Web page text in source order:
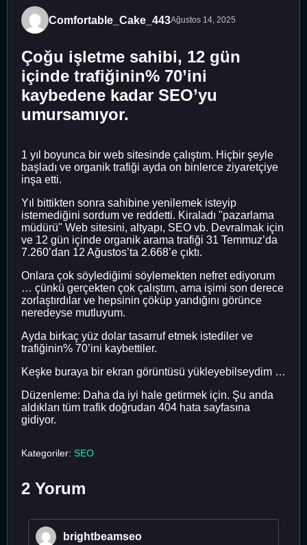
Comfortable_Cake_443Ağustos 14, 2025
Çoğu işletme sahibi, 12 gün
içinde trafiğinin% 70’ini
kaybedene kadar SEO’yu
umursamıyor.
1 yıl boyunca bir web sitesinde çalıştım. Hiçbir şeyle
başladı ve organik trafiği ayda on binlerce ziyaretçiye
inşa etti.
Yıl bittikten sonra sahibine yenilemek isteyip
istemediğini sordum ve reddetti. Kiraladı "pazarlama
müdürü" Web sitesini, altyapı, SEO vb. Devralmak için
ve 12 gün içinde organik arama trafiği 31 Temmuz’da
7.260’dan 12 Ağustos’ta 2.668’e çıktı.
Onlara çok söylediğimi söylemekten nefret ediyorum
… çünkü gerçekten çok çalıştım, ama işimi son derece
zorlaştırdılar ve hepsinin çöküp yandığını görünce
neredeyse mutluyum.
Ayda birkaç yüz dolar tasarruf etmek istediler ve
trafiğinin% 70’ini kaybettiler.
Keşke buraya bir ekran görüntüsü yükleyebilseydim …
Düzenleme: Daha da iyi hale getirmek için. Şu anda
aldıkları tüm trafik doğrudan 404 hata sayfasına
gidiyor.
Kategoriler: SEO
2 Yorum
brightbeamseo